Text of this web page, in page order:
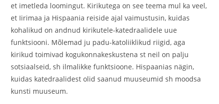
et imetleda loomingut. Kirikutega on see teema mul ka veel,
et Iirimaa ja Hispaania reiside ajal vaimustusin, kuidas
kohalikud on andnud kirikutele-katedraalidele uue
funktsiooni. Mõlemad ju padu-katoliiklikud riigid, aga
kirikud toimivad kogukonnakeskustena st neil on palju
sotsiaalseid, sh ilmalikke funktsioone. Hispaanias nägin,
kuidas katedraalidest olid saanud muuseumid sh moodsa
kunsti muuseum.